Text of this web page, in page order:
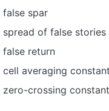
false spar
spread of false stories
false return
cell averaging
zero-crossing